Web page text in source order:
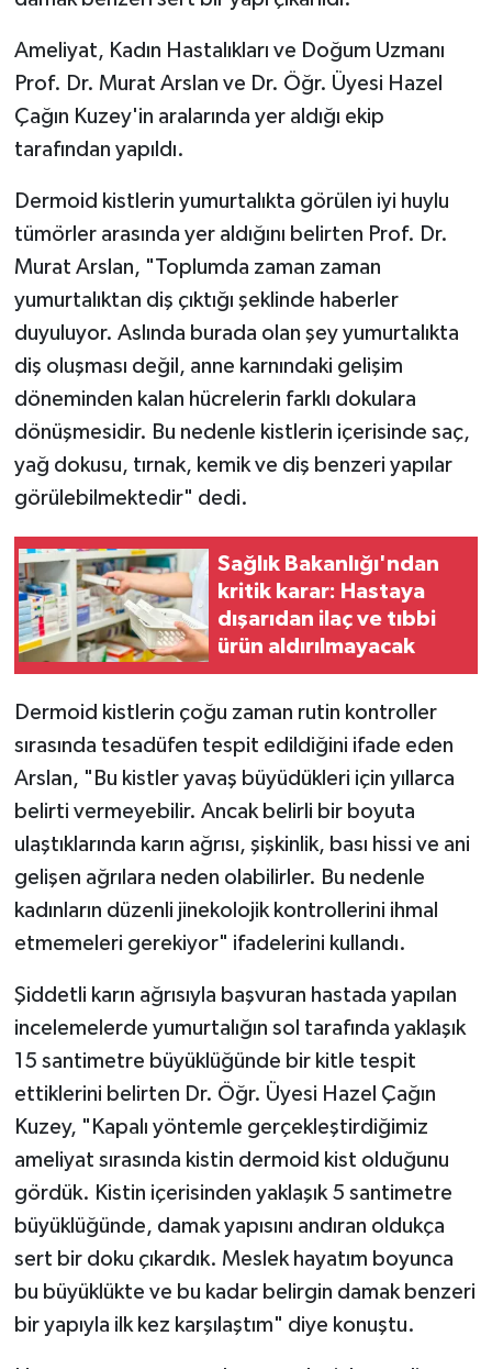
Ameliyat, Kadın Hastalıkları ve Doğum Uzmanı
Prof. Dr. Murat Arslan ve Dr. Öğr. Üyesi Hazel
Çağın Kuzey'in aralarında yer aldığı ekip
tarafından yapıldı.
Dermoid kistlerin yumurtalıkta görülen iyi huylu
tümörler arasında yer aldığını belirten Prof. Dr.
Murat Arslan, "Toplumda zaman zaman
yumurtalıktan diş çıktığı şeklinde haberler
duyuluyor. Aslında burada olan şey yumurtalıkta
diş oluşması değil, anne karnındaki gelişim
döneminden kalan hücrelerin farklı dokulara
dönüşmesidir. Bu nedenle kistlerin içerisinde saç,
yağ dokusu, tırnak, kemik ve diş benzeri yapılar
görülebilmektedir" dedi.
Sağlık Bakanlığı'ndan
kritik karar: Hastaya
dışarıdan ilaç ve tıbbi
ürün aldırılmayacak
Dermoid kistlerin çoğu zaman rutin kontroller
sırasında tesadüfen tespit edildiğini ifade eden
Arslan, "Bu kistler yavaş büyüdükleri için yıllarca
belirti vermeyebilir. Ancak belirli bir boyuta
ulaştıklarında karın ağrısı, şişkinlik, bası hissi ve ani
gelişen ağrılara neden olabilirler. Bu nedenle
kadınların düzenli jinekolojik kontrollerini ihmal
etmemeleri gerekiyor" ifadelerini kullandı.
Şiddetli karın ağrısıyla başvuran hastada yapılan
incelemelerde yumurtalığın sol tarafında yaklaşık
15 santimetre büyüklüğünde bir kitle tespit
ettiklerini belirten Dr. Öğr. Üyesi Hazel Çağın
Kuzey, "Kapalı yöntemle gerçekleştirdiğimiz
ameliyat sırasında kistin dermoid kist olduğunu
gördük. Kistin içerisinden yaklaşık 5 santimetre
büyüklüğünde, damak yapısını andıran oldukça
sert bir doku çıkardık. Meslek hayatım boyunca
bu büyüklükte ve bu kadar belirgin damak benzeri
bir yapıyla ilk kez karşılaştım" diye konuştu.